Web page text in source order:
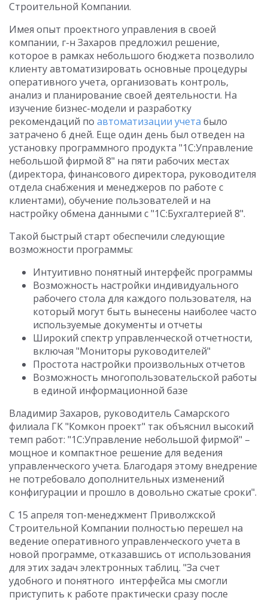
Cтроительной Компании.
Имея опыт проектного управления в своей
компании, г-н Захаров предложил решение,
которое в рамках небольшого бюджета позволило
клиенту автоматизировать основные процедуры
оперативного учета, организовать контроль,
анализ и планирование своей деятельности. На
изучение бизнес-модели и разработку
рекомендаций по автоматизации учета было
затрачено 6 дней. Еще один день был отведен на
установку программного продукта "1С:Управление
небольшой фирмой 8" на пяти рабочих местах
(директора, финансового директора, руководителя
отдела снабжения и менеджеров по работе с
клиентами), обучение пользователей и на
настройку обмена данными с "1С:Бухгалтерией 8".
Такой быстрый старт обеспечили следующие
возможности программы:
Интуитивно понятный интерфейс программы
Возможность настройки индивидуального
рабочего стола для каждого пользователя, на
который могут быть вынесены наиболее часто
используемые документы и отчеты
Широкий спектр управленческой отчетности,
включая "Мониторы руководителей"
Простота настройки произвольных отчетов
Возможность многопользовательской работы
в единой информационной базе
Владимир Захаров, руководитель Самарского
филиала ГК "Комкон проект" так объяснил высокий
темп работ: "1С:Управление небольшой фирмой" –
мощное и компактное решение для ведения
управленческого учета. Благодаря этому внедрение
не потребовало дополнительных изменений
конфигурации и прошло в довольно сжатые сроки".
С 15 апреля топ-менеджмент Приволжской
Строительной Компании полностью перешел на
ведение оперативного управленческого учета в
новой программе, отказавшись от использования
для этих задач электронных таблиц. "За счет
удобного и понятного интерфейса мы смогли
приступить к работе практически сразу после